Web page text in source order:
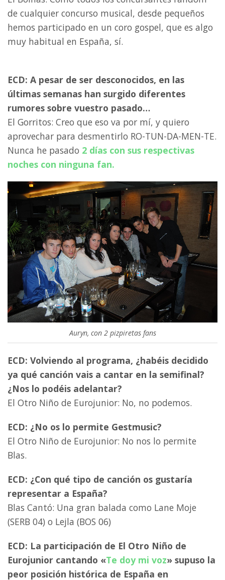
de cualquier concurso musical, desde pequeños
hemos participado en un coro gospel, que es algo
muy habitual en España, sí.
ECD: A pesar de ser desconocidos, en las
últimas semanas han surgido diferentes
rumores sobre vuestro pasado…
El Gorritos: Creo que eso va por mí, y quiero
aprovechar para desmentirlo RO-TUN-DA-MEN-TE.
Nunca he pasado 2 días con sus respectivas
noches con ninguna fan.
Auryn, con 2 pizpiretas fans
ECD: Volviendo al programa, ¿habéis decidido
ya qué canción vais a cantar en la semifinal?
¿Nos lo podéis adelantar?
El Otro Niño de Eurojunior: No, no podemos.
ECD: ¿No os lo permite Gestmusic?
El Otro Niño de Eurojunior: No nos lo permite
Blas.
ECD: ¿Con qué tipo de canción os gustaría
representar a España?
Blas Cantó: Una gran balada como Lane Moje
(SERB 04) o Lejla (BOS 06)
ECD: La participación de El Otro Niño de
Eurojunior cantando «Te doy mi voz» supuso la
peor posición histórica de España en